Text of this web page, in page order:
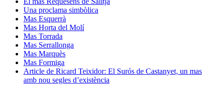
Una proclama simbòlica
Mas Esquerrà
Mas Horta del Molí
Mas Torrada
Mas Serrallonga
Mas Marquès
Mas Formiga
Article de Ricard Teixidor: El Surós de Castanyet, un mas
amb nou segles d’existència